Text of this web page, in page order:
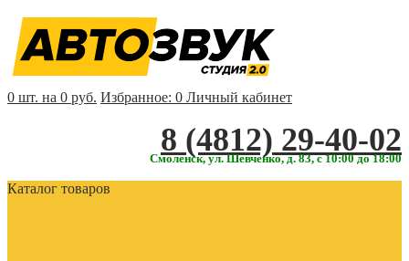
0 шт. на 0 руб. Избранное: 0 Личный кабинет
‎‎8 (4812) 29-40-02
Смоленск, ул. Шевченко, д. 83, с 10:00 до 18:00
Каталог товаров